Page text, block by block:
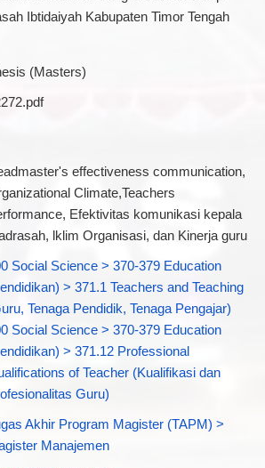
Ibtidaiyah Kabupaten Timor Tengah
(Masters)
effectiveness communication,
Climate,Teachers
Efektivitas komunikasi kepala
lklim Organisasi, dan Kinerja guru
Social Science > 370-379 Education
> 371.1 Teachers and Teaching
Tenaga Pendidik, Tenaga Pengajar)
Social Science > 370-379 Education
> 371.12 Professional
of Teacher (Kualifikasi dan
Guru)
Akhir Program Magister (TAPM) >
Manajemen